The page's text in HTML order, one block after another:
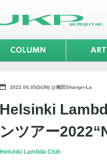
2022.06.05(SUN) @梅田Shangri-La
Helsinki
ンツアー
Helsinki Lambda Club